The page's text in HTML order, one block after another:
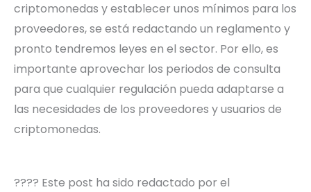
criptomonedas y establecer unos mínimos para los
proveedores, se está redactando un reglamento y
pronto tendremos leyes en el sector. Por ello, es
importante aprovechar los periodos de consulta
para que cualquier regulación pueda adaptarse a
las necesidades de los proveedores y usuarios de
criptomonedas.
???? Este post ha sido redactado por el